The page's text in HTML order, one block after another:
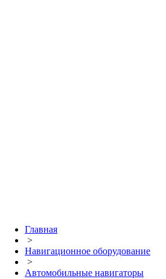
Главная
>
Навигационное оборудование
>
Автомобильные навигаторы